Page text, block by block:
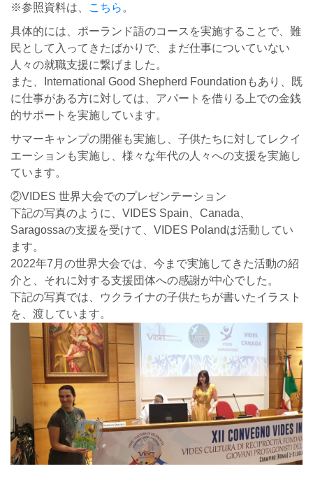
※参照資料は、
こちら 。
具体的には、ポーランド語のコースを実施することで、難
民として入ってきたばかりで、まだ仕事についていない
人々の就職支援に繋げました。
また、International Good Shepherd Foundationもあり、既
に仕事がある方に対しては、アパートを借りる上での金銭
的サポートを実施しています。
サマーキャンプの開催も実施し、子供たちに対してレクイ
エーションも実施し、様々な年代の人々への支援を実施し
ています。
②VIDES 世界大会でのプレゼンテーション
下記の写真のように、VIDES Spain、Canada、
Saragossaの支援を受けて、VIDES Polandは活動してい
ます。
2022年7月の世界大会では、今まで実施してきた活動の紹
介と、それに対する支援団体への感謝が中心でした。
下記の写真では、ウクライナの子供たちが書いたイラスト
を、渡しています。